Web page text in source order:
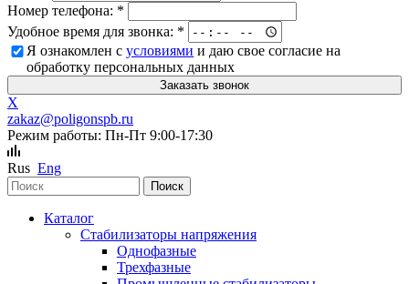
Номер телефона: *
Удобное время для звонка: *
Я ознакомлен сусловиями и даю свое согласие на
обработку персональных данных
X
zakaz@poligonspb.ru
Режим работы: Пн-Пт 9:00-17:30
Rus Eng
Каталог
Стабилизаторы напряжения
Однофазные
Трехфазные